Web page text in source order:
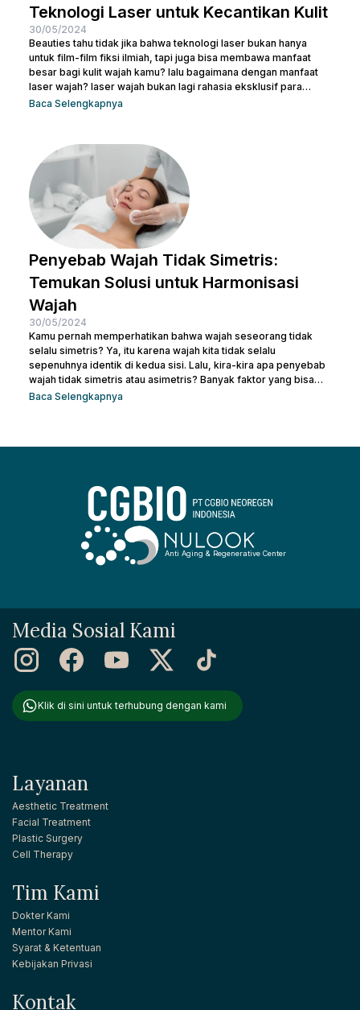
Teknologi Laser untuk Kecantikan Kulit
30/05/2024
Beauties tahu tidak jika bahwa teknologi laser bukan hanya
untuk film-film fiksi ilmiah, tapi juga bisa membawa manfaat
besar bagi kulit wajah kamu? lalu bagaimana dengan manfaat
laser wajah? laser wajah bukan lagi rahasia eksklusif para
selebriti atau ahli kecantikan. Ini adalah solusi modern yang
Jadi, jika kamu ingin memperbaiki tekstur kulit, menghilangkan
noda, atau meremajakan kulit tanpa harus melewati prosedur...
Baca Selengkapnya
Penyebab Wajah Tidak Simetris:
Temukan Solusi untuk Harmonisasi
Wajah
30/05/2024
Kamu pernah memperhatikan bahwa wajah seseorang tidak
selalu simetris? Ya, itu karena wajah kita tidak selalu
sepenuhnya identik di kedua sisi. Lalu, kira-kira apa penyebab
wajah tidak simetris atau asimetris? Banyak faktor yang bisa
memengaruhi simetri wajah, mulai dari genetika, gaya hidup,
Baca Selengkapnya
Anti Aging & Regenerative Center
Media Sosial Kami
Klik di sini untuk terhubung dengan kami
Layanan
Aesthetic Treatment
Facial Treatment
Plastic Surgery
Cell Therapy
Tim Kami
Dokter Kami
Mentor Kami
Syarat & Ketentuan
Kebijakan Privasi
Kontak